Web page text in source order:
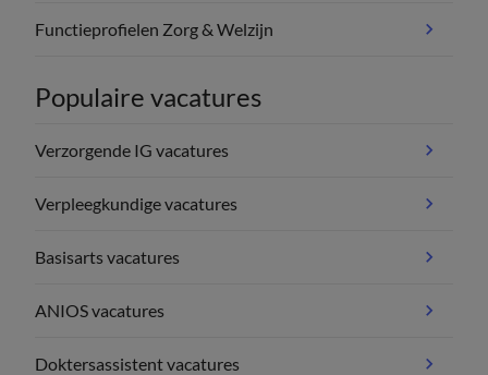
Functieprofielen Zorg & Welzijn
Populaire vacatures
Verzorgende IG vacatures
Verpleegkundige vacatures
Basisarts vacatures
ANIOS vacatures
Doktersassistent vacatures